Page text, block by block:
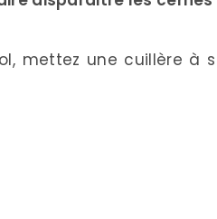
mettez une cuillère à